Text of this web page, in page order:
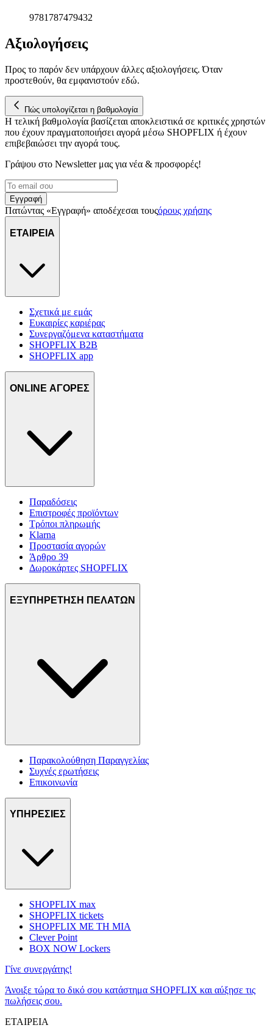
9781787479432
Αξιολογήσεις
Προς το παρόν δεν υπάρχουν άλλες αξιολογήσεις. Όταν
προστεθούν, θα εμφανιστούν εδώ.
Πώς υπολογίζεται η βαθμολογία
Η τελική βαθμολογία βασίζεται αποκλειστικά σε κριτικές χρηστών
που έχουν πραγματοποιήσει αγορά μέσω SHOPFLIX ή έχουν
επιβεβαιώσει την αγορά τους.
Γράψου στο Νewsletter μας για νέα & προσφορές!
Εγγραφή
Πατώντας «Εγγραφή» αποδέχεσαι τουςόρους χρήσης
ΕΤΑΙΡΕΙΑ
Σχετικά με εμάς
Ευκαιρίες καριέρας
Συνεργαζόμενα καταστήματα
SHOPFLIX B2B
SHOPFLIX app
ONLINE ΑΓΟΡΕΣ
Παραδόσεις
Επιστροφές προϊόντων
Τρόποι πληρωμής
Klarna
Προστασία αγορών
Άρθρο 39
Δωροκάρτες SHOPFLIX
ΕΞΥΠΗΡΕΤΗΣΗ ΠΕΛΑΤΩΝ
Παρακολούθηση Παραγγελίας
Συχνές ερωτήσεις
Επικοινωνία
ΥΠΗΡΕΣΙΕΣ
SHOPFLIX max
SHOPFLIX tickets
SHOPFLIX ΜΕ ΤΗ ΜΙΑ
Clever Point
BOX NOW Lockers
Γίνε συνεργάτης!
Άνοιξε τώρα το δικό σου κατάστημα SHOPFLIX και αύξησε τις
πωλήσεις σου.
ΕΤΑΙΡΕΙΑ